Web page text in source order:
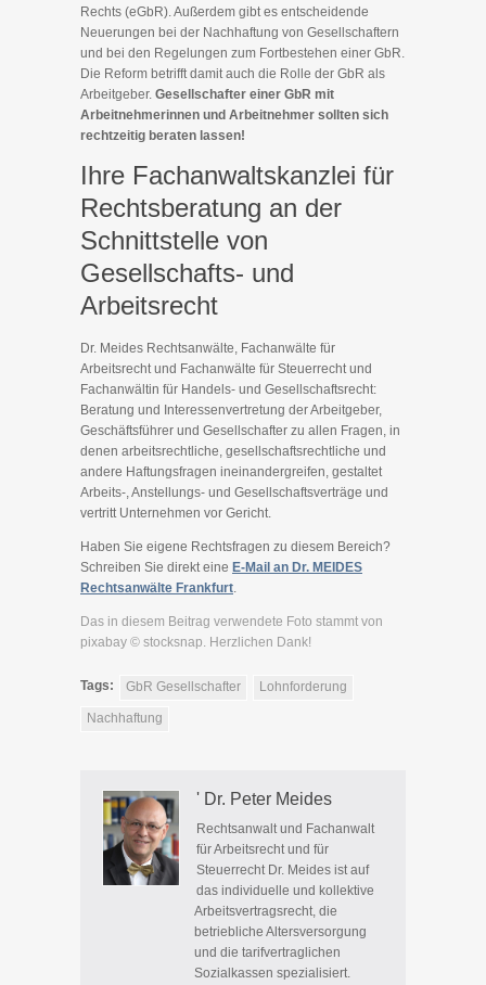
Rechts (eGbR). Außerdem gibt es entscheidende
Neuerungen bei der Nachhaftung von Gesellschaftern
und bei den Regelungen zum Fortbestehen einer GbR.
Die Reform betrifft damit auch die Rolle der GbR als
Arbeitgeber. Gesellschafter einer GbR mit
Arbeitnehmerinnen und Arbeitnehmer sollten sich
rechtzeitig beraten lassen!
Ihre Fachanwaltskanzlei für
Rechtsberatung an der
Schnittstelle von
Gesellschafts- und
Arbeitsrecht
Dr. Meides Rechtsanwälte, Fachanwälte für
Arbeitsrecht und Fachanwälte für Steuerrecht und
Fachanwältin für Handels- und Gesellschaftsrecht:
Beratung und Interessenvertretung der Arbeitgeber,
Geschäftsführer und Gesellschafter zu allen Fragen, in
denen arbeitsrechtliche, gesellschaftsrechtliche und
andere Haftungsfragen ineinandergreifen, gestaltet
Arbeits-, Anstellungs- und Gesellschaftsverträge und
vertritt Unternehmen vor Gericht.
Haben Sie eigene Rechtsfragen zu diesem Bereich?
Schreiben Sie direkt eine E-Mail an Dr. MEIDES
Rechtsanwälte Frankfurt.
Das in diesem Beitrag verwendete Foto stammt von
pixabay © stocksnap. Herzlichen Dank!
Tags: GbR Gesellschafter Lohnforderung
Nachhaftung
' Dr. Peter Meides
Rechtsanwalt und Fachanwalt
für Arbeitsrecht und für
Steuerrecht Dr. Meides ist auf
das individuelle und kollektive
Arbeitsvertragsrecht, die
betriebliche Altersversorgung
und die tarifvertraglichen
Sozialkassen spezialisiert.